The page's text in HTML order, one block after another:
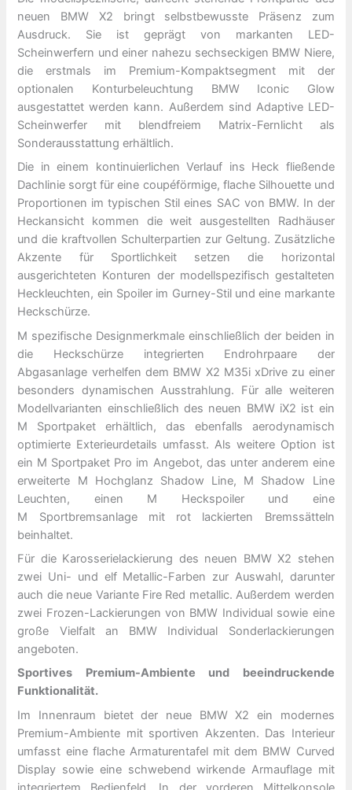
neuen BMW X2 bringt selbstbewusste Präsenz zum
Ausdruck. Sie ist geprägt von markanten LED-
Scheinwerfern und einer nahezu sechseckigen BMW Niere,
die erstmals im Premium-Kompaktsegment mit der
optionalen Konturbeleuchtung BMW Iconic Glow
ausgestattet werden kann. Außerdem sind Adaptive LED-
Scheinwerfer mit blendfreiem Matrix-Fernlicht als
Sonderausstattung erhältlich.
Die in einem kontinuierlichen Verlauf ins Heck fließende
Dachlinie sorgt für eine coupéförmige, flache Silhouette und
Proportionen im typischen Stil eines SAC von BMW. In der
Heckansicht kommen die weit ausgestellten Radhäuser
und die kraftvollen Schulterpartien zur Geltung. Zusätzliche
Akzente für Sportlichkeit setzen die horizontal
ausgerichteten Konturen der modellspezifisch gestalteten
Heckleuchten, ein Spoiler im Gurney-Stil und eine markante
Heckschürze.
M spezifische Designmerkmale einschließlich der beiden in
die Heckschürze integrierten Endrohrpaare der
Abgasanlage verhelfen dem BMW X2 M35i xDrive zu einer
besonders dynamischen Ausstrahlung. Für alle weiteren
Modellvarianten einschließlich des neuen BMW iX2 ist ein
M Sportpaket erhältlich, das ebenfalls aerodynamisch
optimierte Exterieurdetails umfasst. Als weitere Option ist
ein M Sportpaket Pro im Angebot, das unter anderem eine
erweiterte M Hochglanz Shadow Line, M Shadow Line
Leuchten, einen M Heckspoiler und eine
M Sportbremsanlage mit rot lackierten Bremssätteln
beinhaltet.
Für die Karosserielackierung des neuen BMW X2 stehen
zwei Uni- und elf Metallic-Farben zur Auswahl, darunter
auch die neue Variante Fire Red metallic. Außerdem werden
zwei Frozen-Lackierungen von BMW Individual sowie eine
große Vielfalt an BMW Individual Sonderlackierungen
angeboten.
Sportives Premium-Ambiente und beeindruckende
Funktionalität.
Im Innenraum bietet der neue BMW X2 ein modernes
Premium-Ambiente mit sportiven Akzenten. Das Interieur
umfasst eine flache Armaturentafel mit dem BMW Curved
Display sowie eine schwebend wirkende Armauflage mit